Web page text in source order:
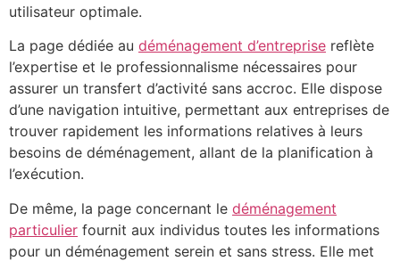
utilisateur optimale.
La page dédiée au déménagement d’entreprise reflète
l’expertise et le professionnalisme nécessaires pour
assurer un transfert d’activité sans accroc. Elle dispose
d’une navigation intuitive, permettant aux entreprises de
trouver rapidement les informations relatives à leurs
besoins de déménagement, allant de la planification à
l’exécution.
De même, la page concernant le déménagement
particulier fournit aux individus toutes les informations
pour un déménagement serein et sans stress. Elle met